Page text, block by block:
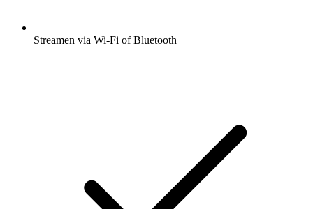
Streamen via Wi-Fi of Bluetooth